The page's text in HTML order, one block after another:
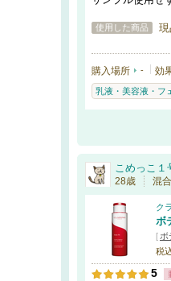
使用した商品 現
購入場所 - 効
乳液・美容液・フ
こめっこ１
28歳 混
ク
ボ
[ ボ
税
5